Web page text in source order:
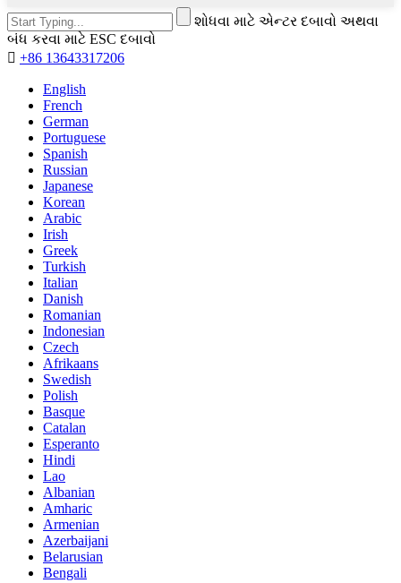
શોધવા માટે એન્ટર દબાવો અથવા
બંધ કરવા માટે ESC દબાવો
 +86 13643317206
English
French
German
Portuguese
Spanish
Russian
Japanese
Korean
Arabic
Irish
Greek
Turkish
Italian
Danish
Romanian
Indonesian
Czech
Afrikaans
Swedish
Polish
Basque
Catalan
Esperanto
Hindi
Lao
Albanian
Amharic
Armenian
Azerbaijani
Belarusian
Bengali